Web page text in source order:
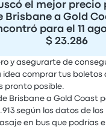
el mejor precio
Brisbane a Gold
para el 11
$ 23.286
y asegurarte de
idea comprar tus boletos
pronto posible.
Brisbane a Gold Coast
según los datos de los
en bus que podrías